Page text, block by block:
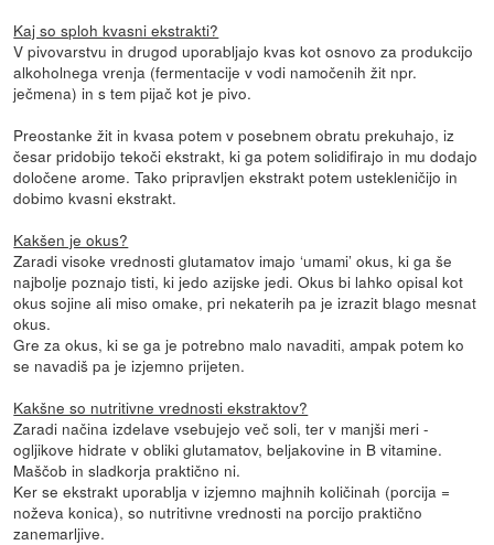
Kaj so sploh kvasni ekstrakti?
V pivovarstvu in drugod uporabljajo kvas kot osnovo za produkcijo
alkoholnega vrenja (fermentacije v vodi namočenih žit npr.
ječmena) in s tem pijač kot je pivo.
Preostanke žit in kvasa potem v posebnem obratu prekuhajo, iz
česar pridobijo tekoči ekstrakt, ki ga potem solidifirajo in mu dodajo
določene arome. Tako pripravljen ekstrakt potem ustekleničijo in
dobimo kvasni ekstrakt.
Kakšen je okus?
Zaradi visoke vrednosti glutamatov imajo ‘umami’ okus, ki ga še
najbolje poznajo tisti, ki jedo azijske jedi. Okus bi lahko opisal kot
okus sojine ali miso omake, pri nekaterih pa je izrazit blago mesnat
okus.
Gre za okus, ki se ga je potrebno malo navaditi, ampak potem ko
se navadiš pa je izjemno prijeten.
Kakšne so nutritivne vrednosti ekstraktov?
Zaradi načina izdelave vsebujejo več soli, ter v manjši meri -
ogljikove hidrate v obliki glutamatov, beljakovine in B vitamine.
Maščob in sladkorja praktično ni.
Ker se ekstrakt uporablja v izjemno majhnih količinah (porcija =
noževa konica), so nutritivne vrednosti na porcijo praktično
zanemarljive.